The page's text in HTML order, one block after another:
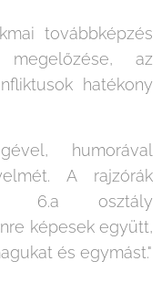
továbbképzés
az
hatékony
humorával
A rajzórák
6.a osztály
képesek együtt,
és egymást."